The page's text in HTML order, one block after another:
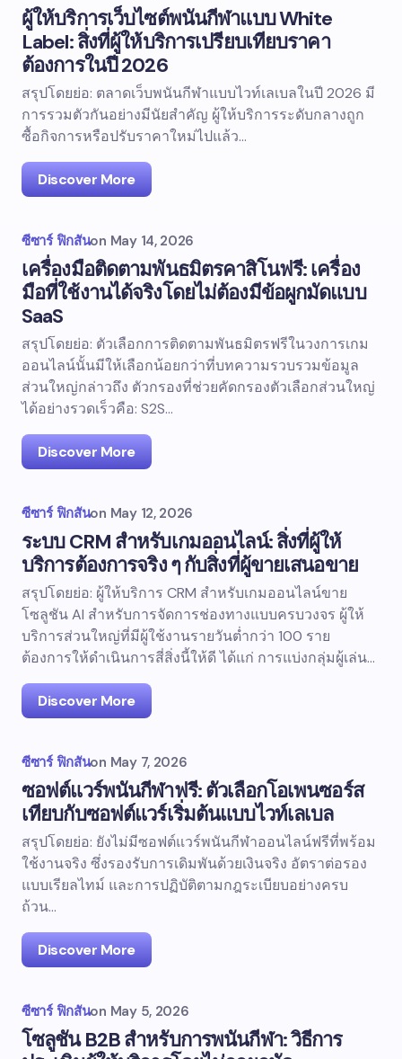
ผู้ให้บริการเว็บไซต์พนันกีฬาแบบ White
Label: สิ่งที่ผู้ให้บริการเปรียบเทียบราคา
ต้องการในปี 2026
สรุปโดยย่อ: ตลาดเว็บพนันกีฬาแบบไวท์เลเบลในปี 2026 มี
การรวมตัวกันอย่างมีนัยสำคัญ ผู้ให้บริการระดับกลางถูก
ซื้อกิจการหรือปรับราคาใหม่ไปแล้ว...
Discover More
ซีซาร์ ฟิกสันon May 14, 2026
เครื่องมือติดตามพันธมิตรคาสิโนฟรี: เครื่อง
มือที่ใช้งานได้จริงโดยไม่ต้องมีข้อผูกมัดแบบ
SaaS
สรุปโดยย่อ: ตัวเลือกการติดตามพันธมิตรฟรีในวงการเกม
ออนไลน์นั้นมีให้เลือกน้อยกว่าที่บทความรวบรวมข้อมูล
ส่วนใหญ่กล่าวถึง ตัวกรองที่ช่วยคัดกรองตัวเลือกส่วนใหญ่
ได้อย่างรวดเร็วคือ: S2S…
Discover More
ซีซาร์ ฟิกสันon May 12, 2026
ระบบ CRM สำหรับเกมออนไลน์: สิ่งที่ผู้ให้
บริการต้องการจริง ๆ กับสิ่งที่ผู้ขายเสนอขาย
สรุปโดยย่อ: ผู้ให้บริการ CRM สำหรับเกมออนไลน์ขาย
โซลูชัน AI สำหรับการจัดการช่องทางแบบครบวงจร ผู้ให้
บริการส่วนใหญ่ที่มีผู้ใช้งานรายวันต่ำกว่า 100 ราย
ต้องการให้ดำเนินการสี่สิ่งนี้ให้ดี ได้แก่ การแบ่งกลุ่มผู้เล่น…
Discover More
ซีซาร์ ฟิกสันon May 7, 2026
ซอฟต์แวร์พนันกีฬาฟรี: ตัวเลือกโอเพนซอร์ส
เทียบกับซอฟต์แวร์เริ่มต้นแบบไวท์เลเบล
สรุปโดยย่อ: ยังไม่มีซอฟต์แวร์พนันกีฬาออนไลน์ฟรีที่พร้อม
ใช้งานจริง ซึ่งรองรับการเดิมพันด้วยเงินจริง อัตราต่อรอง
แบบเรียลไทม์ และการปฏิบัติตามกฎระเบียบอย่างครบ
ถ้วน...
Discover More
ซีซาร์ ฟิกสันon May 5, 2026
โซลูชัน B2B สำหรับการพนันกีฬา: วิธีการ